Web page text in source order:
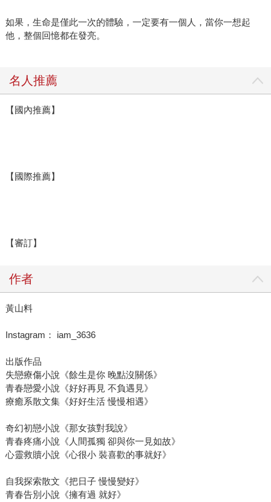
如果，生命是僅此一次的體驗，一定要有一個人，當你一想起
他，整個回憶都在發亮。
名人推薦
【國內推薦】
【國際推薦】
【審訂】
作者
黃山料
Instagram： iam_3636
出版作品
失戀療傷小說《餘生是你 晚點沒關係》
青春戀愛小說《好好再見 不負遇見》
療癒系散文集《好好生活 慢慢相遇》
奇幻初戀小說《那女孩對我說》
青春疼痛小說《人間孤獨 卻與你一見如故》
心靈救贖小說《心很小 裝喜歡的事就好》
自我探索散文《把日子 慢慢變好》
青春告別小說《擁有過 就好》